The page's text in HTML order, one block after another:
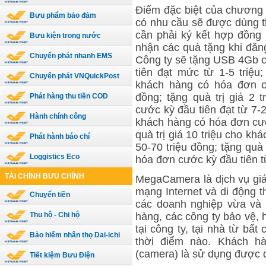
Bưu phẩm bảo đảm
Bưu kiện trong nước
Chuyển phát nhanh EMS
Chuyển phát VNQuickPost
Phát hàng thu tiền COD
Hành chính công
Phát hành báo chí
Loggistics Eco
TÀI CHÍNH BƯU CHÍNH
Chuyển tiền
Thu hộ - Chi hộ
Bảo hiểm nhân thọ Dai-ichi
Tiết kiệm Bưu Điện
Điểm đặc biệt của
có nhu cầu sẽ được dùng
cần phải ký kết hợp
nhận các quà tặng khi
Công ty sẽ tặng USB 4Gb
tiên đạt mức từ 1-5
khách hàng có hóa đơn
đồng; tặng quà trị giá 2
cước kỳ đầu tiên đạt từ 7-
khách hàng có hóa đơn
quà trị giá 10 triệu cho
50-70 triệu đồng; tặng
hóa đơn cước kỳ đầu tiên
MegaCamera là dịch vụ
mạng Internet và di động
các doanh nghiệp vừa
hàng, các công ty bảo vệ,
tại công ty, tại nhà từ bất
thời điểm nào. Khách
(camera) là sử dụng được